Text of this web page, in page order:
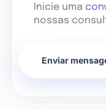
Inicie uma
nossas
Enviar